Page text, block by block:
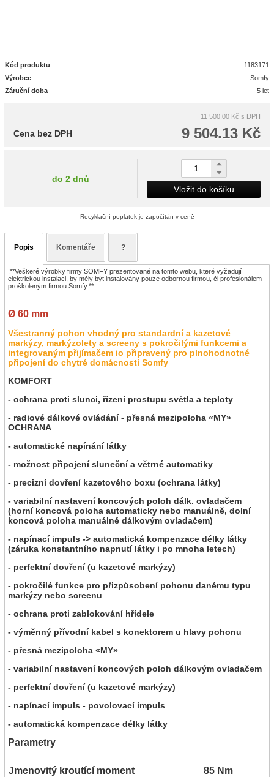
Kód produktu
1183171
Výrobce
Somfy
Záruční doba
5 let
11 500.00 Kč s DPH
9 504.13 Kč
Cena bez DPH
do 2 dnů
Vložit do košíku
Recyklační poplatek je započítán v ceně
Popis Komentáře ?
!**Veškeré výrobky firmy SOMFY prezentované na tomto webu, které vyžadují
elektrickou instalaci, by měly být instalovány pouze odbornou firmou, či profesionálem
proškoleným firmou Somfy.**
Ø 60 mm
Všestranný pohon vhodný pro standardní a kazetové
markýzy, markýzolety a screeny s pokročilými funkcemi a
integrovaným přijímačem io připravený pro plnohodnotné
připojení do chytré domácnosti Somfy
KOMFORT
- ochrana proti slunci, řízení prostupu světla a teploty
- radiové dálkové ovládání - přesná mezipoloha «MY»
OCHRANA
- automatické napínání látky
- možnost připojení sluneční a větrné automatiky
- precizní dovření kazetového boxu (ochrana látky)
- variabilní nastavení koncových poloh dálk. ovladačem
(horní koncová poloha automaticky nebo manuálně, dolní
koncová poloha manuálně dálkovým ovladačem)
- napínací impuls -> automatická kompenzace délky látky
(záruka konstantního napnutí látky i po mnoha letech)
- perfektní dovření (u kazetové markýzy)
- pokročilé funkce pro přizpůsobení pohonu danému typu
markýzy nebo screenu
- ochrana proti zablokování hřídele
- výměnný přívodní kabel s konektorem u hlavy pohonu
- přesná mezipoloha «MY»
- variabilní nastavení koncových poloh dálkovým ovladačem
- perfektní dovření (u kazetové markýzy)
- napínací impuls - povolovací impuls
- automatická kompenzace délky látky
Parametry
Jmenovitý kroutící moment 85 Nm